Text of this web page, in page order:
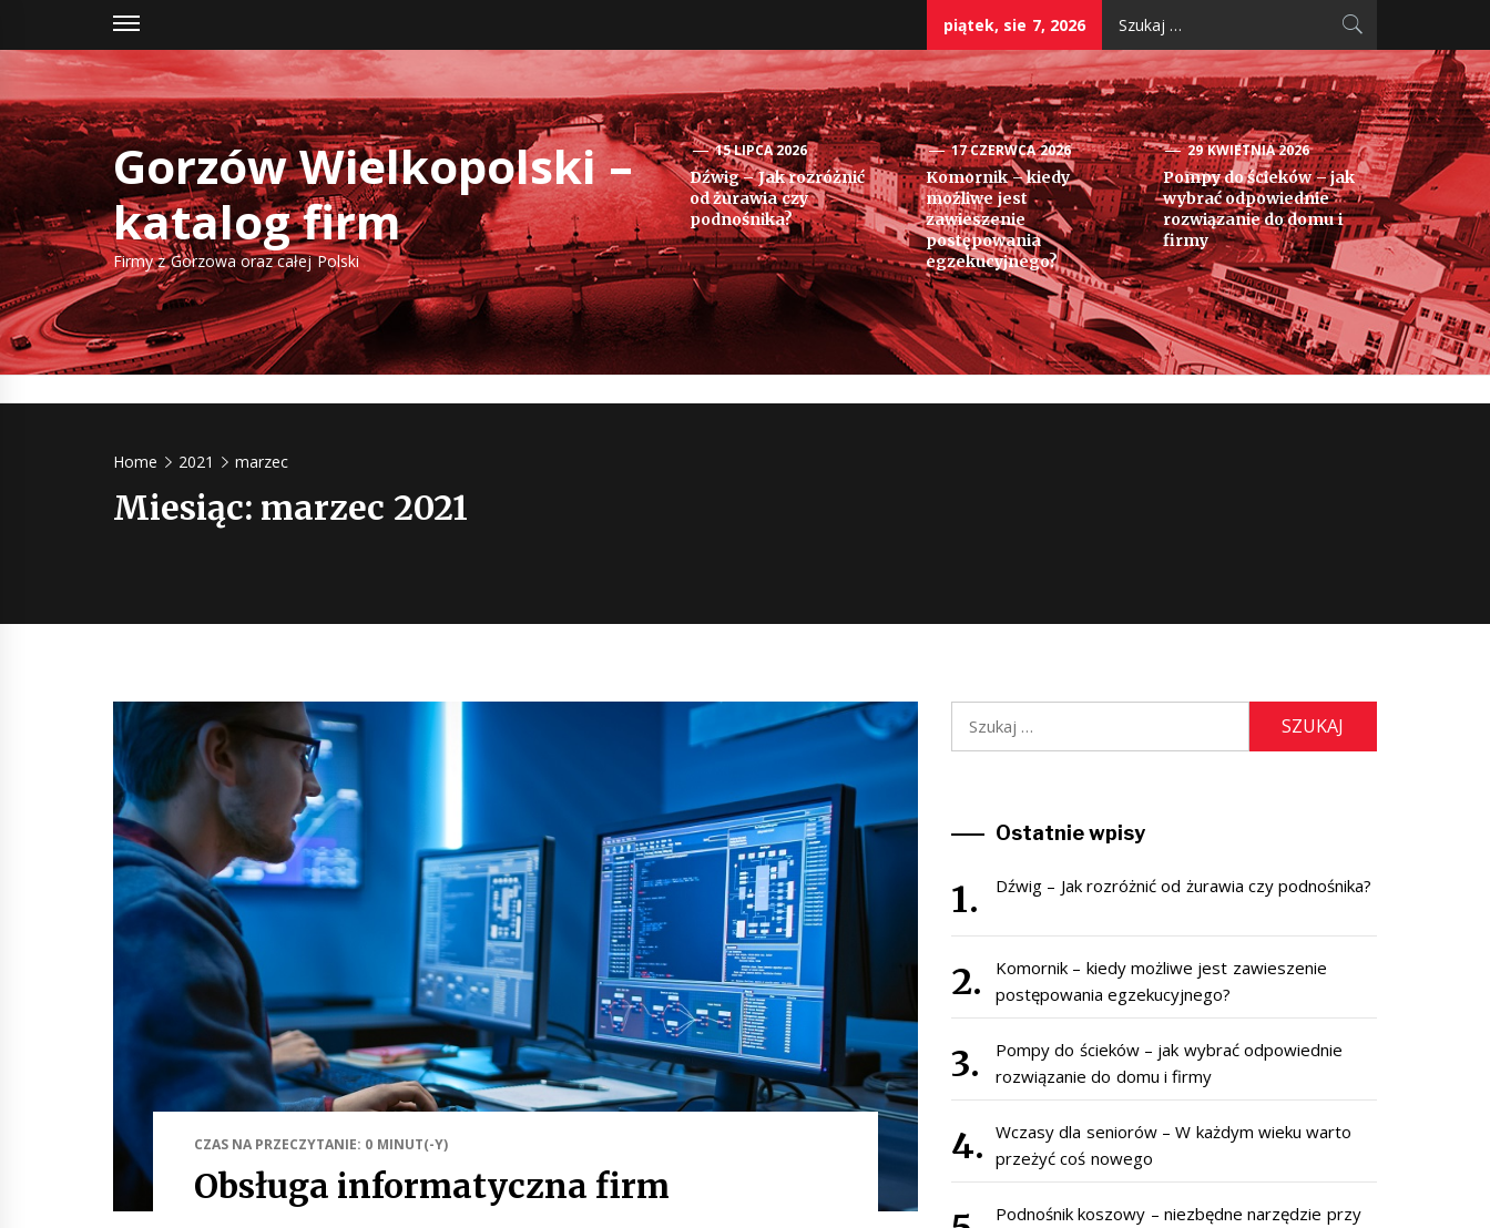
content
piątek, sie 7, 2026
Gorzów Wielkopolski –
katalog firm
Firmy z Gorzowa oraz całej Polski
15 LIPCA 2026
Dźwig – Jak rozróżnić
od żurawia czy
podnośnika?
17 CZERWCA 2026
Komornik – kiedy
możliwe jest
zawieszenie
postępowania
egzekucyjnego?
29 KWIETNIA 2026
Pompy do ścieków – jak
wybrać odpowiednie
rozwiązanie do domu i
firmy
Home 2021 marzec
Miesiąc: marzec 2021
CZAS NA PRZECZYTANIE: 0 MINUT(-Y)
Obsługa informatyczna firm
Ostatnie wpisy
Dźwig – Jak rozróżnić od żurawia czy podnośnika?
Komornik – kiedy możliwe jest zawieszenie
postępowania egzekucyjnego?
Pompy do ścieków – jak wybrać odpowiednie
rozwiązanie do domu i firmy
Wczasy dla seniorów – W każdym wieku warto
przeżyć coś nowego
Podnośnik koszowy – niezbędne narzędzie przy